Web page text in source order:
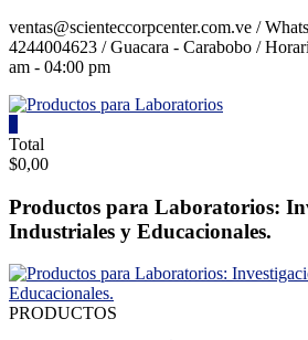
Saltar
contenido
ventas@scienteccorpcenter.com.ve /
4244004623 / Guacara - Carabobo /
am - 04:00 pm
Productos
para
Laboratorios
Investigación,
y
Educacionales.
Total
$0,00
Productos para Laboratorios:
Industriales y Educacionales.
PRODUCTOS